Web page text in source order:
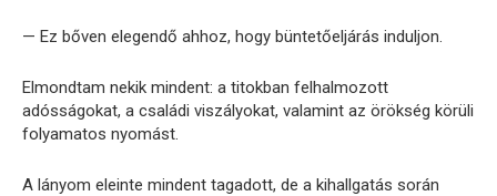
— Ez bőven elegendő ahhoz, hogy büntetőeljárás induljon.
Elmondtam nekik mindent: a titokban felhalmozott
adósságokat, a családi viszályokat, valamint az örökség körüli
folyamatos nyomást.
A lányom eleinte mindent tagadott, de a kihallgatás során